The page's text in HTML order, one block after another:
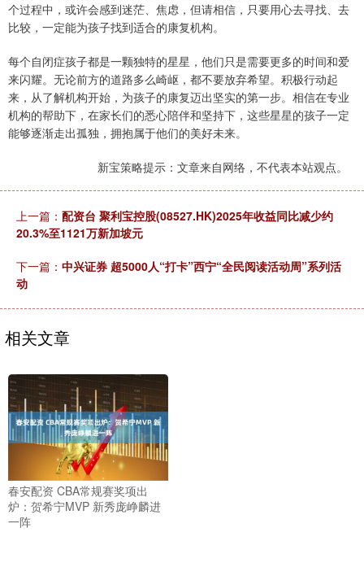
个过程中，或许会感到迷茫、焦虑，但请相信，只要用心去寻找、去
比较，一定能为孩子找到适合的康复机构。
每个自闭症孩子都是一颗独特的星星，他们只是需要更多的时间和爱
来闪耀。无论前方的道路多么崎岖，都不要放弃希望。积极行动起
来，从了解机构开始，为孩子的康复迈出坚实的第一步。相信在专业
机构的帮助下，在家长们的悉心陪伴和坚持下，这些星星的孩子一定
能够逐渐走出孤独，拥抱属于他们的美好未来。
新宝策略提示：文章来自网络，不代表本站观点。
上一篇： 配资台 聚利宝控股(08527.HK)2025年收益同比减少约
20.3%至1121万新加坡元
下一篇： 中兴证券 超5000人“打卡”西宁“全民阅读活动周”系列活
动
相关文章
春安配资 CBA常规赛奖项出
炉：贺希宁MVP 新秀庞峥麟进
一阵